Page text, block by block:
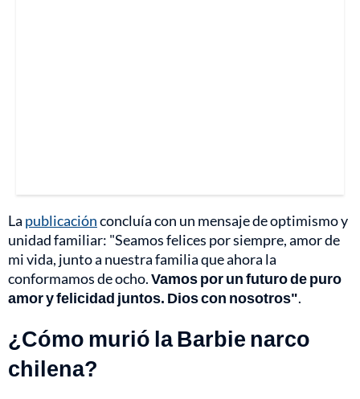
La publicaciónconcluía con un mensaje de optimismo y
unidad familiar: "Seamos felices por siempre, amor de
mi vida, junto a nuestra familia que ahora la
conformamos de ocho.Vamos por un futuro de puro
amor y felicidad juntos. Dios con nosotros".
¿Cómo murió la Barbie narco
chilena?